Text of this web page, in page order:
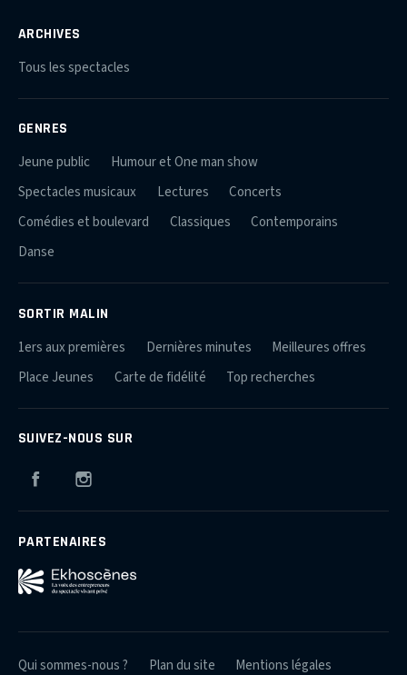
ARCHIVES
Tous les spectacles
GENRES
Jeune public
Humour et One man show
Spectacles musicaux
Lectures
Concerts
Comédies et boulevard
Classiques
Contemporains
Danse
SORTIR MALIN
1ers aux premières Dernières minutes
Meilleures offres
Place Jeunes
Carte de fidélité Top recherches
SUIVEZ-NOUS SUR
Facebook
PARTENAIRES
Qui sommes-nous ? Plan du site Mentions légales